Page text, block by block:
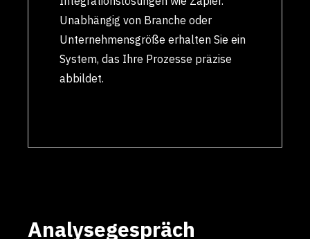
Wir arbeiten technologieoffen mit
HubSpot, Pipedrive, Microsoft
Dynamics und ergänzenden
Integrationslösungen wie Zapier.
Unabhängig von Branche oder
abbildet.